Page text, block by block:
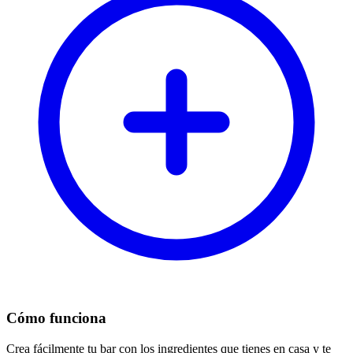
Cómo funciona
Crea fácilmente tu bar con los ingredientes que tienes en casa y te